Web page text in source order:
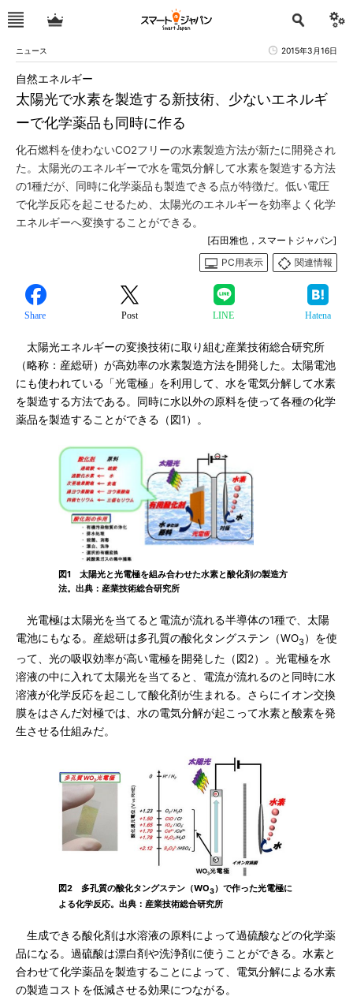
ニュース 2015年3月16日
太陽光で水素を製造する新技術、少ないエネルギ
ーで化学薬品も同時に作る
自然エネルギー
化石燃料を使わないCO2フリーの水素製造方法が新たに開発され
た。太陽光のエネルギーで水を電気分解して水素を製造する方法
の1種だが、同時に化学薬品も製造できる点が特徴だ。低い電圧
で化学反応を起こせるため、太陽光のエネルギーを効率よく化学
エネルギーへ変換することができる。
[石田雅也，スマートジャパン]
PC用表示
関連情報
Share Post LINE Hatena
太陽光エネルギーの変換技術に取り組む産業技術総合研究所
（略称：産総研）が高効率の水素製造方法を開発した。太陽電池
にも使われている「光電極」を利用して、水を電気分解して水素
を製造する方法である。同時に水以外の原料を使って各種の化学
薬品を製造することができる（図1）。
図1 太陽光と光電極を組み合わせた水素と酸化剤の製造方
法。出典：産業技術総合研究所
光電極は太陽光を当てると電流が流れる半導体の1種で、太陽
電池にもなる。産総研は多孔質の酸化タングステン（WO3）を使
って、光の吸収効率が高い電極を開発した（図2）。光電極を水
溶液の中に入れて太陽光を当てると、電流が流れるのと同時に水
溶液が化学反応を起こして酸化剤が生まれる。さらにイオン交換
膜をはさんだ対極では、水の電気分解が起こって水素と酸素を発
生させる仕組みだ。
図2 多孔質の酸化タングステン（WO3）で作った光電極に
よる化学反応。出典：産業技術総合研究所
生成できる酸化剤は水溶液の原料によって過硫酸などの化学薬
品になる。過硫酸は漂白剤や洗浄剤に使うことができる。水素と
合わせて化学薬品を製造することによって、電気分解による水素
の製造コストを低減させる効果につながる。